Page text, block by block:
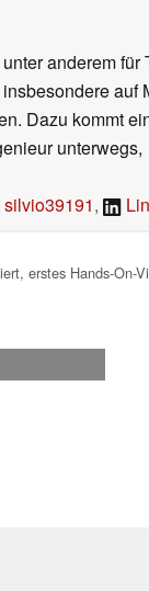
anderem für
auf
Dazu kommt
unterwegs,
silvio39191,
erstes Hands-On-